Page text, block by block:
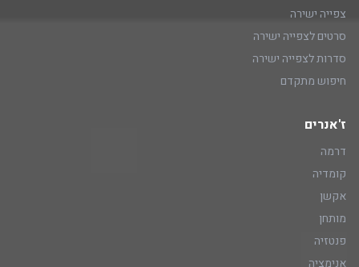
צפייה ישירה
סרטים לצפייה ישירה
סדרות לצפייה ישירה
חיפוש מתקדם
ז'אנרים
דרמה
קומדיה
אקשן
מותחן
פנטזיה
אנימציה